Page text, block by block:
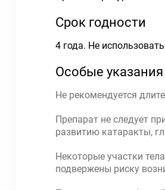
Срок годности
4 года. Не
Особые указания
Не рекомендуется
Препарат не следует
развитию катаракты,
Некоторые участки
подвержены риску